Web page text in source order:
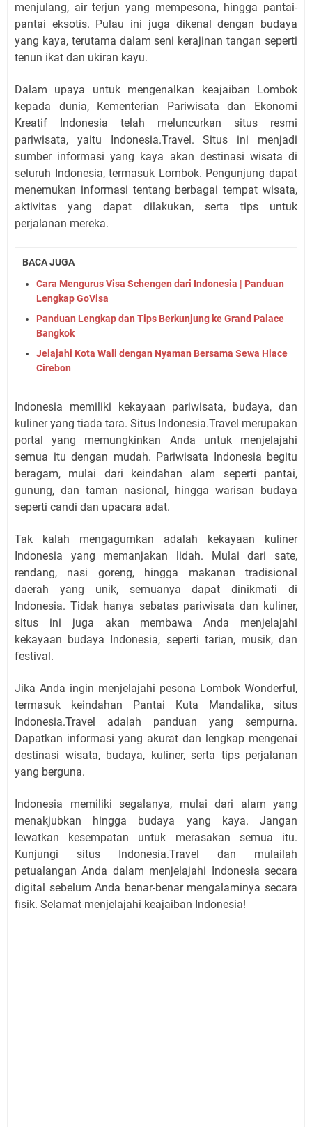
menjulang, air terjun yang mempesona, hingga pantai-
pantai eksotis. Pulau ini juga dikenal dengan budaya
yang kaya, terutama dalam seni kerajinan tangan seperti
tenun ikat dan ukiran kayu.
Dalam upaya untuk mengenalkan keajaiban Lombok
kepada dunia, Kementerian Pariwisata dan Ekonomi
Kreatif Indonesia telah meluncurkan situs resmi
pariwisata, yaitu Indonesia.Travel. Situs ini menjadi
sumber informasi yang kaya akan destinasi wisata di
seluruh Indonesia, termasuk Lombok. Pengunjung dapat
menemukan informasi tentang berbagai tempat wisata,
aktivitas yang dapat dilakukan, serta tips untuk
perjalanan mereka.
BACA JUGA
Cara Mengurus Visa Schengen dari Indonesia | Panduan
Lengkap GoVisa
Panduan Lengkap dan Tips Berkunjung ke Grand Palace
Bangkok
Jelajahi Kota Wali dengan Nyaman Bersama Sewa Hiace
Cirebon
Indonesia memiliki kekayaan pariwisata, budaya, dan
kuliner yang tiada tara. Situs Indonesia.Travel merupakan
portal yang memungkinkan Anda untuk menjelajahi
semua itu dengan mudah. Pariwisata Indonesia begitu
beragam, mulai dari keindahan alam seperti pantai,
gunung, dan taman nasional, hingga warisan budaya
seperti candi dan upacara adat.
Tak kalah mengagumkan adalah kekayaan kuliner
Indonesia yang memanjakan lidah. Mulai dari sate,
rendang, nasi goreng, hingga makanan tradisional
daerah yang unik, semuanya dapat dinikmati di
Indonesia. Tidak hanya sebatas pariwisata dan kuliner,
situs ini juga akan membawa Anda menjelajahi
kekayaan budaya Indonesia, seperti tarian, musik, dan
festival.
Jika Anda ingin menjelajahi pesona Lombok Wonderful,
termasuk keindahan Pantai Kuta Mandalika, situs
Indonesia.Travel adalah panduan yang sempurna.
Dapatkan informasi yang akurat dan lengkap mengenai
destinasi wisata, budaya, kuliner, serta tips perjalanan
yang berguna.
Indonesia memiliki segalanya, mulai dari alam yang
menakjubkan hingga budaya yang kaya. Jangan
lewatkan kesempatan untuk merasakan semua itu.
Kunjungi situs Indonesia.Travel dan mulailah
petualangan Anda dalam menjelajahi Indonesia secara
digital sebelum Anda benar-benar mengalaminya secara
fisik. Selamat menjelajahi keajaiban Indonesia!